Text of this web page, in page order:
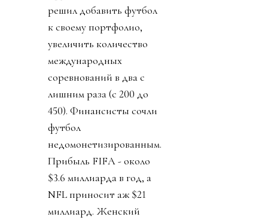
решил добавить футбол
к своему портфолио,
увеличить количество
международных
соревнований в два с
лишним раза (с 200 до
450). Финансисты сочли
футбол
недомонетизированным.
Прибыль FIFA - около
$3.6 миллиарда в год, а
NFL приносит аж $21
миллиард. Женский